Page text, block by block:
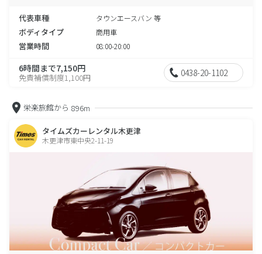
代表車種 タウンエースバン 等
ボディタイプ 商用車
営業時間 08:00-20:00
6時間まで7,150円
免責補償制度1,100円 0438-20-1102
栄楽旅館から 896m
タイムズカーレンタル木更津
木更津市東中央2-11-19